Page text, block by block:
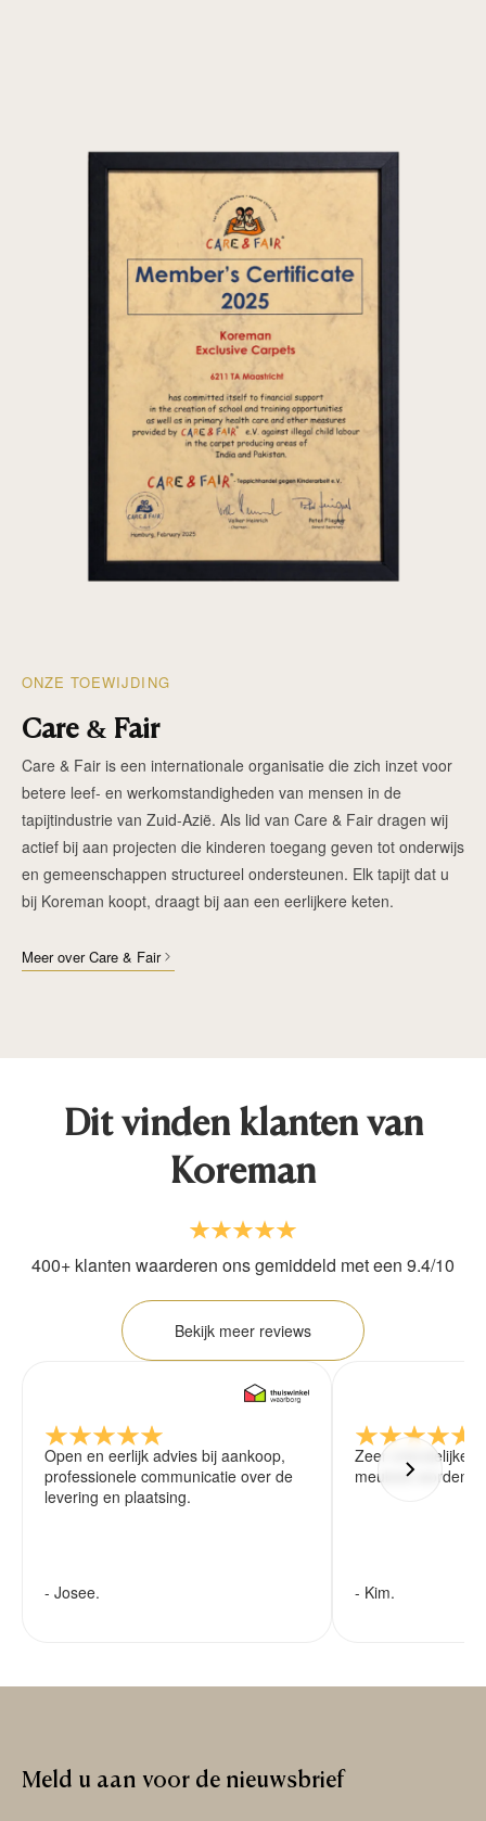
ONZE TOEWIJDING
Care & Fair
Care & Fair is een internationale organisatie die zich inzet voor
betere leef- en werkomstandigheden van mensen in de
tapijtindustrie van Zuid-Azië. Als lid van Care & Fair dragen wij
actief bij aan projecten die kinderen toegang geven tot onderwijs
en gemeenschappen structureel ondersteunen. Elk tapijt dat u
bij Koreman koopt, draagt bij aan een eerlijkere keten.
Meer over Care & Fair
Dit vinden klanten van
Koreman
400+ klanten waarderen ons gemiddeld met een 9.4/10
Bekijk meer reviews
Open en eerlijk advies bij aankoop,
professionele communicatie over de
levering en plaatsing.
- Josee.
Zeer vriendelijke
meubels worden
- Kim.
Meld u aan voor de nieuwsbrief